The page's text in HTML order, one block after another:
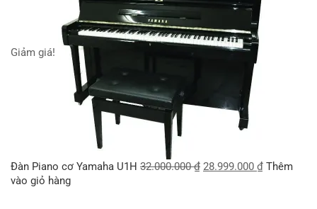
Giảm giá!
Đàn Piano cơ Yamaha U1H 32.000.000₫ 28.999.000 ₫ Thêm
vào giỏ hàng